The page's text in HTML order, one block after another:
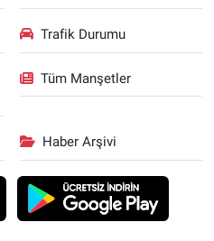
Trafik Durumu
Tüm Manşetler
Haber Arşivi